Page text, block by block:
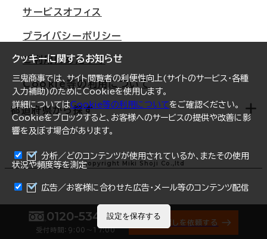
まとめて資料請求
0120-534-011
受付時間：9:00〜17:00
オフィス探しを依頼する
クッキーに関するお知らせ
三鬼商事では、サイト閲覧者の利便性向上(サイトのサービス・各種
入力補助)のためにCookieを使用します。
詳細についてはCookie等の利用についてをご確認ください。
Cookieをブロックすると、お客様へのサービスの提供や改善に影
響を及ぼす場合があります。
分析／どのコンテンツが使用されているか、またその使用
状況や頻度等を測定
広告／お客様に合わせた広告・メール等のコンテンツ配信
設定を保存する
名古屋
札幌
仙台
横浜
福岡
オフィスリポート
ログイン
サービスオフィス
プライバシーポリシー
ご利用にあたって
Cookie等の利用について
都道府県から探す
北海道
青森県
宮城県
Copyright Miki Shoji Co.,ltd